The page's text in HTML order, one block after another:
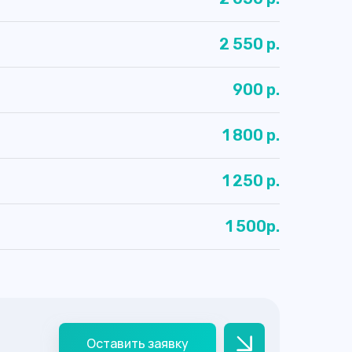
2 550 р.
900 р.
1 800 р.
1 250 р.
1 500р.
Оставить заявку